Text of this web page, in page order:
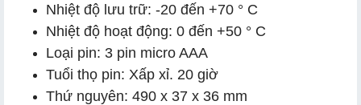
Nhiệt độ lưu trữ: -20 đến +70 ° C
Nhiệt độ hoạt động: 0 đến +50 ° C
Loại pin: 3 pin micro AAA
Tuổi thọ pin: Xấp xỉ. 20 giờ
Thứ nguyên: 490 x 37 x 36 mm